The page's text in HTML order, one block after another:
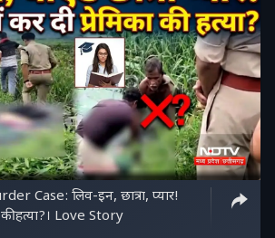
Case: लिव-इन, छात्रा, प्यार!
की हत्या?। Love Story